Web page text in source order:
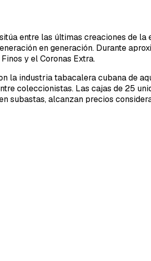
entre las últimas creaciones de
en generación. Durante
y el Coronas Extra.
la industria tabacalera cubana de
coleccionistas. Las cajas de 25
subastas, alcanzan precios